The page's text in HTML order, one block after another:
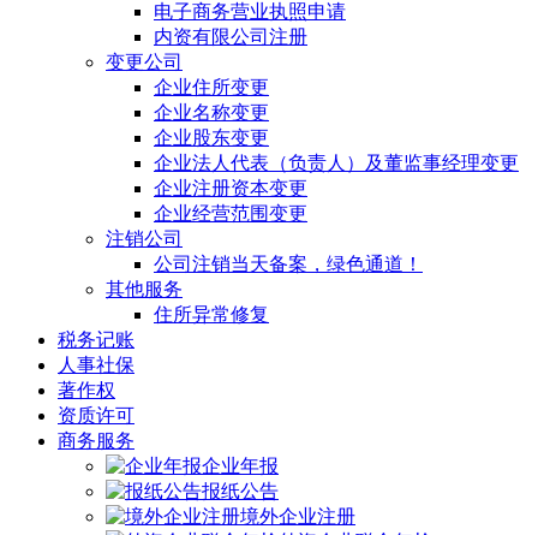
电子商务营业执照申请
内资有限公司注册
变更公司
企业住所变更
企业名称变更
企业股东变更
企业法人代表（负责人）及董监事经理变更
企业注册资本变更
企业经营范围变更
注销公司
公司注销当天备案，绿色通道！
其他服务
住所异常修复
税务记账
人事社保
著作权
资质许可
商务服务
企业年报
报纸公告
境外企业注册